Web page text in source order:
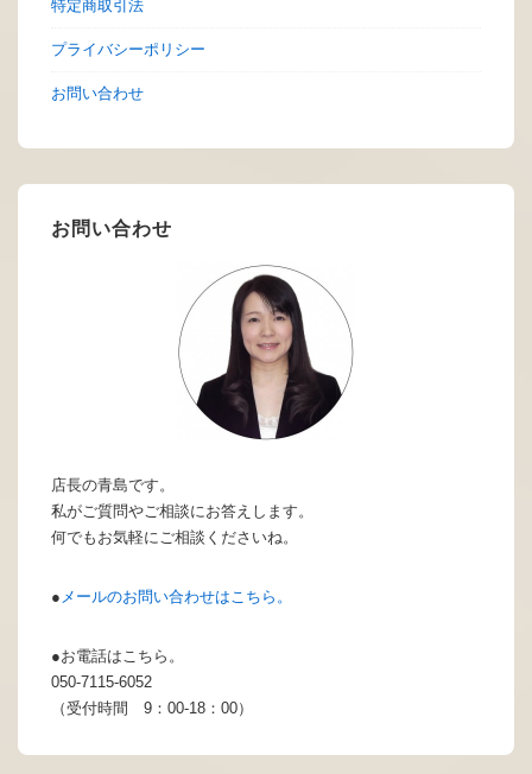
特定商取引法
プライバシーポリシー
お問い合わせ
お問い合わせ
店長の青島です。
私がご質問やご相談にお答えします。
何でもお気軽にご相談くださいね。
● メールのお問い合わせはこちら。
●お電話はこちら。
050-7115-6052
（受付時間 9：00-18：00）